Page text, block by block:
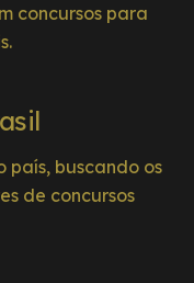
concursos para
país, buscando os
de concursos